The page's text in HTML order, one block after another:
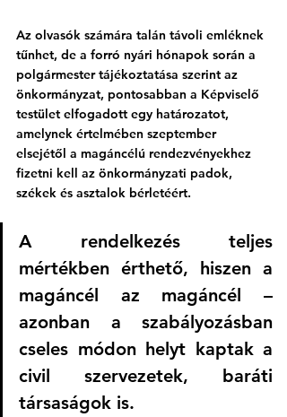
Az olvasók számára talán távoli emléknek
tűnhet, de a forró nyári hónapok során a
polgármester tájékoztatása szerint az
önkormányzat, pontosabban a Képviselő
testület elfogadott egy határozatot,
amelynek értelmében szeptember
elsejétől a magáncélú rendezvényekhez
fizetni kell az önkormányzati padok,
székek és asztalok bérletéért.
A rendelkezés teljes
mértékben érthető, hiszen a
magáncél az magáncél –
azonban a szabályozásban
cseles módon helyt kaptak a
civil szervezetek, baráti
társaságok is.